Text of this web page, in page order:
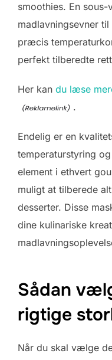
smoothies. En
madlavningsevner
præcis
perfekt tilberedte
Her kan du læse
.
Endelig er en
temperaturstyring
element i ethvert
muligt at tilberede
desserter. Disse
dine kulinariske
Sådan
rigtige
Når du skal vælge